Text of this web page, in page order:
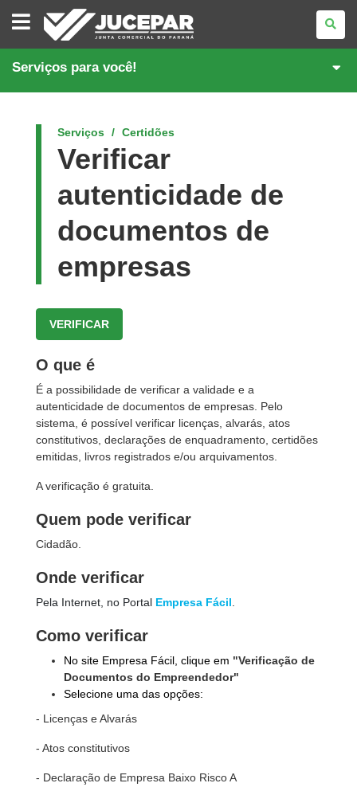
JUNTA
COMERCIAL
DO
PARANÁ
Serviços para você!
Serviços Certidões
Verificar
autenticidade de
documentos de
empresas
VERIFICAR
O que é
É a possibilidade de verificar a validade e a
autenticidade de documentos de empresas. Pelo
sistema, é possível verificar licenças, alvarás, atos
constitutivos, declarações de enquadramento, certidões
emitidas, livros registrados e/ou arquivamentos.
A verificação é gratuita.
Quem pode verificar
Cidadão.
Onde verificar
Pela Internet, no Portal Empresa Fácil
Como verificar
No site Empresa Fácil, clique em "Verificação de
Documentos do Empreendedor"
Selecione uma das opções:
- Licenças e Alvarás
- Atos constitutivos
- Declaração de Empresa Baixo Risco A